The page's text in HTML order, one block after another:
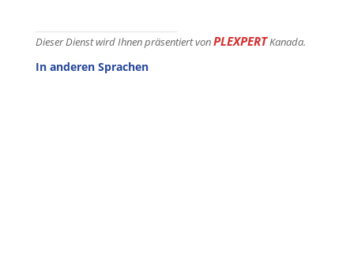
Dieser Dienst wird Ihnen präsentiert vonPLEXPERTKanada.
In anderen Sprachen